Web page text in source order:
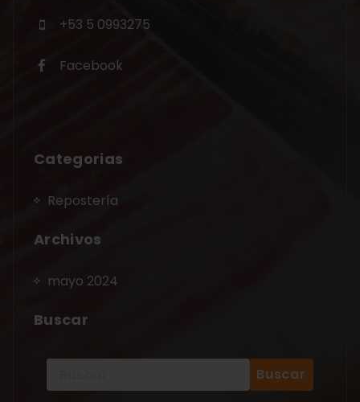
+53 5 0993275
Facebook
Categorias
Repostería
Archivos
mayo 2024
Buscar